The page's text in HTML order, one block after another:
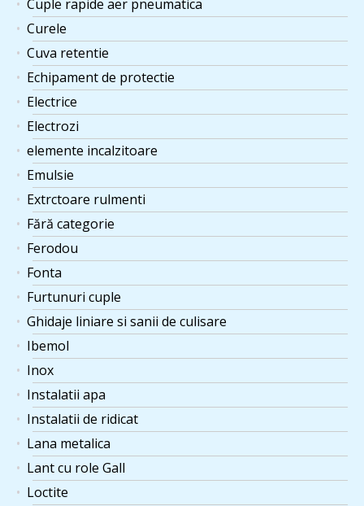
Cuple rapide aer pneumatica
Curele
Cuva retentie
Echipament de protectie
Electrice
Electrozi
elemente incalzitoare
Emulsie
Extrctoare rulmenti
Fără categorie
Ferodou
Fonta
Furtunuri cuple
Ghidaje liniare si sanii de culisare
Ibemol
Inox
Instalatii apa
Instalatii de ridicat
Lana metalica
Lant cu role Gall
Loctite